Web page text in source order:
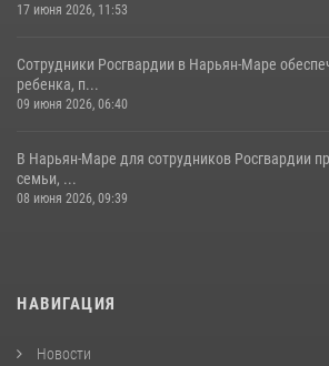
17 июня 2026, 11:53
Сотрудники Росгвардии в Нарьян-Маре
ребенка, п...
09 июня 2026, 06:40
В Нарьян-Маре для сотрудников Росгвардии
семьи, ...
08 июня 2026, 09:39
НАВИГАЦИЯ
Новости